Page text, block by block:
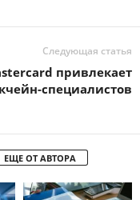
Следующая статья
привлекает
специалистов
ЕЩЕ ОТ АВТОРА